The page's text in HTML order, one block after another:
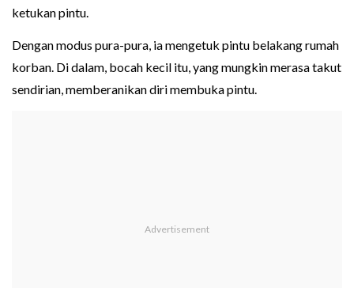
ketukan pintu.
Dengan modus pura-pura, ia mengetuk pintu belakang rumah
korban. Di dalam, bocah kecil itu, yang mungkin merasa takut
sendirian, memberanikan diri membuka pintu.